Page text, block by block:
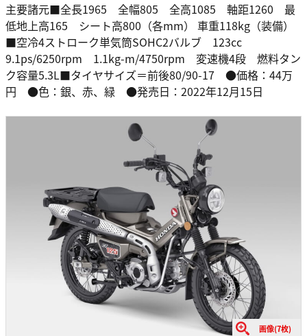
主要諸元■全長1965 全幅805 全高1085 軸距1260 最
低地上高165 シート高800（各mm） 車重118kg（装備）
■空冷4ストローク単気筒SOHC2バルブ 123cc
9.1ps/6250rpm 1.1kg-m/4750rpm 変速機4段 燃料タン
ク容量5.3L■タイヤサイズ＝前後80/90-17 ●価格：44万
円 ●色：銀、赤、緑 ●発売日：2022年12月15日
画像(7枚)